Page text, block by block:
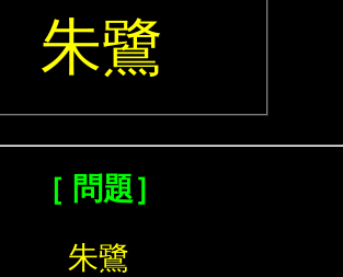
朱鷺
［ 問題］
朱鷺